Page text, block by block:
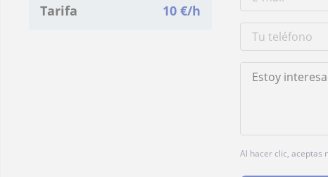
Tarifa 10 €/h
Al hacer clic, aceptas